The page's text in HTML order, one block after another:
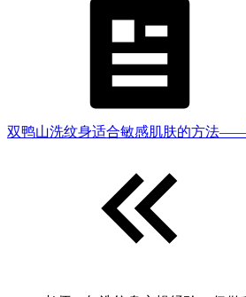
双鸭山洗纹身适合敏感肌肤的方法